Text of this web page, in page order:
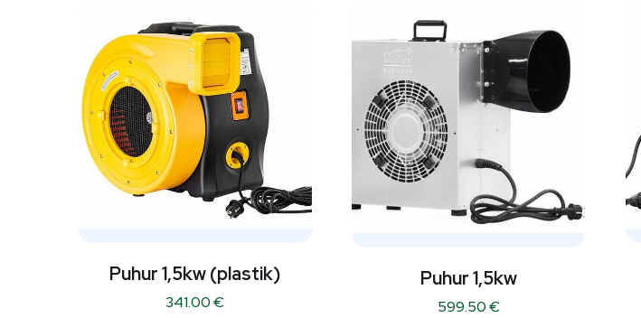
Puhur 1,5kw (plastik)
341.00€
Puhur 1,5kw
599.50€